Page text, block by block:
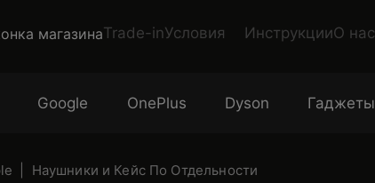
Trade-inУсловия ИнструкцииО нас
Google OnePlus Dyson Гаджеты
Наушники и Кейс По Отдельности